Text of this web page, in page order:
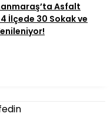
Asfalt
İlçede 30 Sokak ve